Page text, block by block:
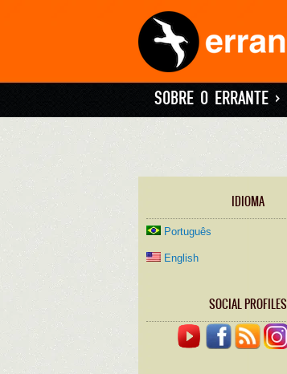
SOBRE O ERRANTE »
IDIOMA
Português
English
SOCIAL PROFILES